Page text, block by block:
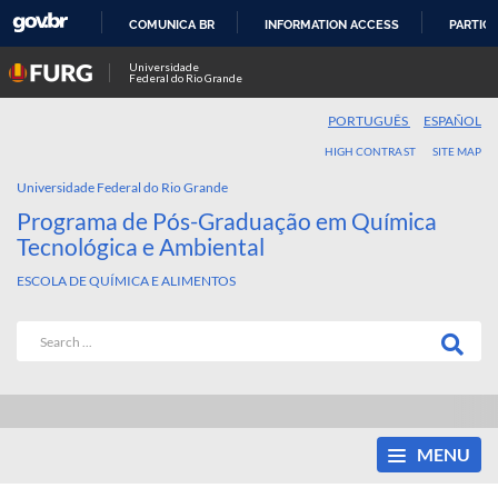
COMUNICA BR INFORMATION ACCESS
Universidade
Federal do Rio Grande
PORTUGUÊS ESPAÑOL
HIGH CONTRAST SITE MAP
Universidade Federal do Rio Grande
Programa de Pós-Graduação em Química
Tecnológica e Ambiental
ESCOLA DE QUÍMICA E ALIMENTOS
MENU